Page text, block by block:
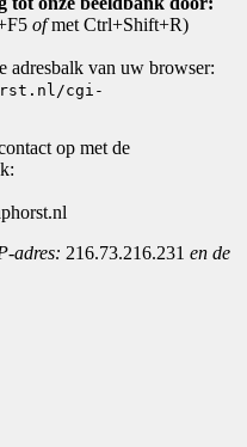
ofmet Ctrl+Shift+R)
adresbalk van uw browser:
cgi-
op met de
adres: 216.73.216.231 en de